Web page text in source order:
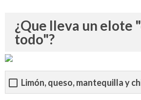
¿Que lleva un elote
todo"?
Limón, queso, mantequilla y